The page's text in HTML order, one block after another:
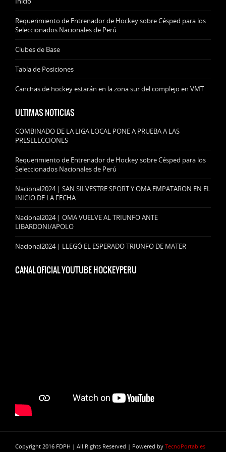
Requerimiento de Entrenador de Hockey sobre Césped para los
Seleccionados Nacionales de Perú
Clubes de Base
Tabla de Posiciones
Canchas de hockey estarán en la zona sur del complejo en VMT
ULTIMAS NOTICIAS
COMBINADO DE LA LIGA LOCAL PONE A PRUEBA A LAS
PRESELECCIONES
Requerimiento de Entrenador de Hockey sobre Césped para los
Seleccionados Nacionales de Perú
Nacional2024 | SAN SILVESTRE SPORT Y OMA EMPATARON EN EL
INICIO DE LA FECHA
Nacional2024 | OMA VUELVE AL TRIUNFO ANTE
LIBARDONI/APOLO
Nacional2024 | LLEGÓ EL ESPERADO TRIUNFO DE MATER
CANAL OFICIAL YOUTUBE HOCKEYPERU
Copyright 2016 FDPH | All Rights Reserved | Powered by TecnoPortables